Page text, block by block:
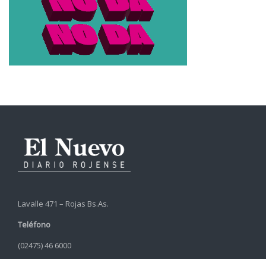
Lavalle 471 – Rojas Bs.As.
Teléfono
(02475) 46 6000